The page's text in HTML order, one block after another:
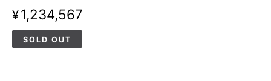
¥1,234,567
SOLD OUT